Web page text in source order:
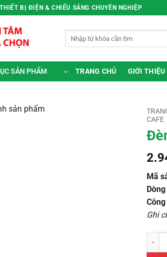
BỊ ĐIỆN & CHIẾU SÁNG CHUYÊN NGHIỆP
SẢN PHẨM TRANG CHỦ GIỚI THIỆU
CAFE
Mã
Ghi
Đèn